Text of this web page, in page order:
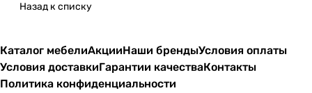
Назад к списку
Каталог мебелиАкцииНаши брендыУсловия оплаты
Условия доставкиГарантии качестваКонтакты
Политика конфиденциальности